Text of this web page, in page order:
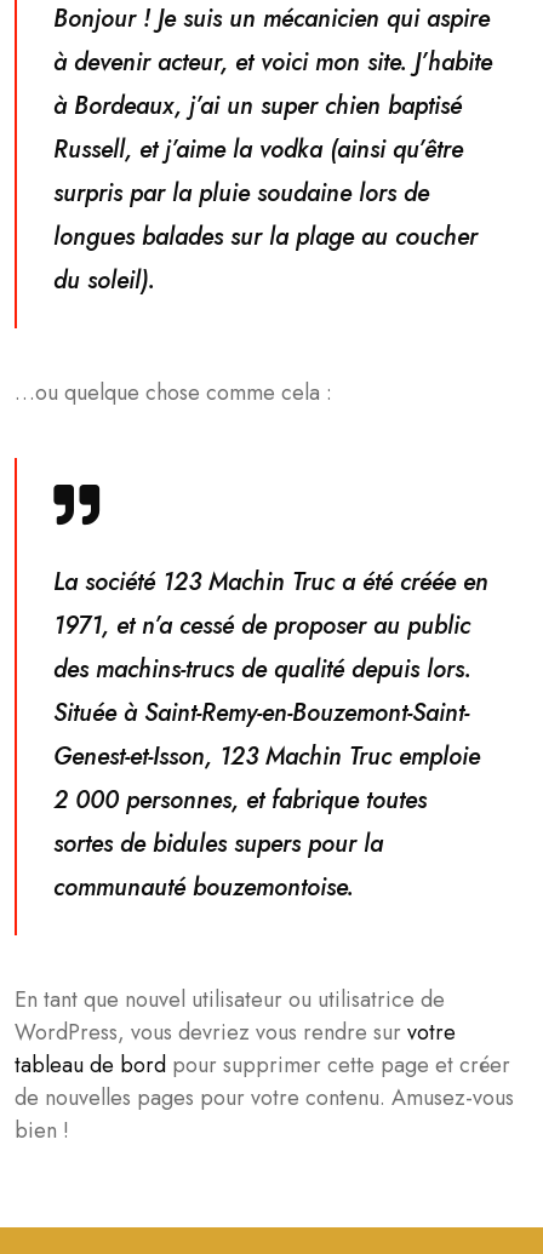
Bonjour ! Je suis un mécanicien qui aspire
à devenir acteur, et voici mon site. J’habite
à Bordeaux, j’ai un super chien baptisé
Russell, et j’aime la vodka (ainsi qu’être
surpris par la pluie soudaine lors de
longues balades sur la plage au coucher
du soleil).
…ou quelque chose comme cela :
La société 123 Machin Truc a été créée en
1971, et n’a cessé de proposer au public
des machins-trucs de qualité depuis lors.
Située à Saint-Remy-en-Bouzemont-Saint-
Genest-et-Isson, 123 Machin Truc emploie
2 000 personnes, et fabrique toutes
sortes de bidules supers pour la
communauté bouzemontoise.
En tant que nouvel utilisateur ou utilisatrice de
WordPress, vous devriez vous rendre survotre
tableau de bord pour supprimer cette page et créer
de nouvelles pages pour votre contenu. Amusez-vous
bien !